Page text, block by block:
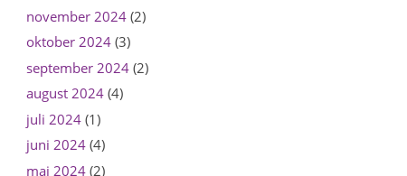
november 2024(2)
oktober 2024(3)
september 2024(2)
august 2024(4)
juli 2024(1)
juni 2024(4)
mai 2024(2)